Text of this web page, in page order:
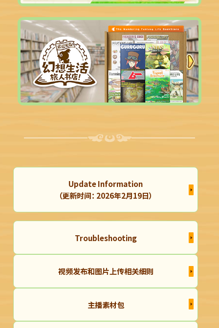
Update Information
（更新时间： 2026年2月19日）
Troubleshooting
视频发布和图片上传相关细则
主播素材包